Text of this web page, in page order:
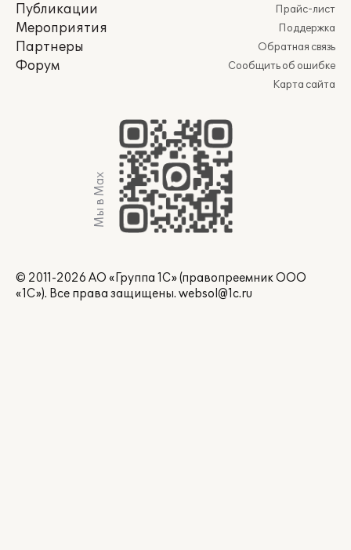
Публикации
Мероприятия
Партнеры
Форум
Прайс-лист
Поддержка
Обратная связь
Сообщить об ошибке
Карта сайта
Мы в Max
© 2011-2026 АО «Группа 1С» (правопреемник ООО
«1С»). Все права защищены. websol@1c.ru